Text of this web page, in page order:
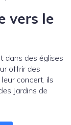
vers le
dans des églises
offrir des
concert, ils
Jardins de